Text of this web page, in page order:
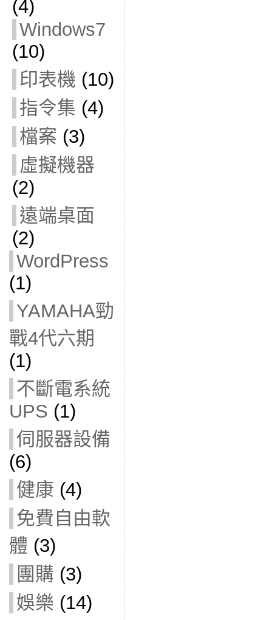
(4)
Windows7
(10)
印表機 (10)
指令集 (4)
檔案 (3)
虛擬機器
(2)
遠端桌面
(2)
WordPress
(1)
YAMAHA勁
戰4代六期
(1)
不斷電系統
UPS (1)
伺服器設備
(6)
健康 (4)
免費自由軟
體 (3)
團購 (3)
娛樂 (14)